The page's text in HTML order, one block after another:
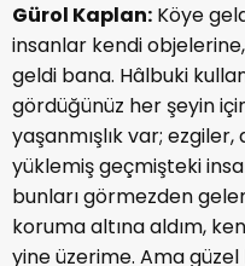
Gürol Kaplan: Köye
insanlar kendi
geldi bana. Hâlbuki
gördüğünüz her şeyin
yaşanmışlık var;
yüklemiş geçmişteki
bunları görmezden
koruma altına aldım,
yine üzerime. Ama